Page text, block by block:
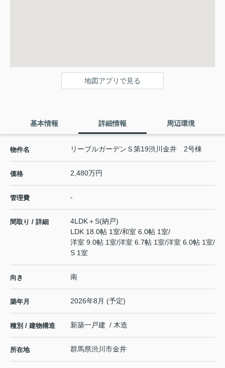
地図アプリで見る
基本情報 詳細情報 周辺環境
物件名 リーブルガーデンＳ第19渋川金井 2号棟
価格 2,480万円
管理費 -
間取り / 詳細
4LDK＋S(納戸)
LDK 18.0帖 1室/和室 6.0帖 1室/
洋室 9.0帖 1室/洋室 6.7帖 1室/洋室 6.0帖 1室/
S 1室
向き 南
築年月 2026年8月 (予定)
種別 / 建物構造 新築一戸建 / 木造
所在地 群馬県渋川市金井